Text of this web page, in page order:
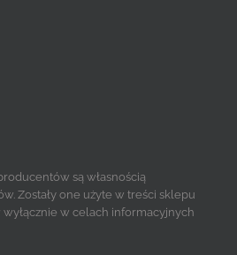
są własnością
Zostały one użyte w treści sklepu
w celach informacyjnych